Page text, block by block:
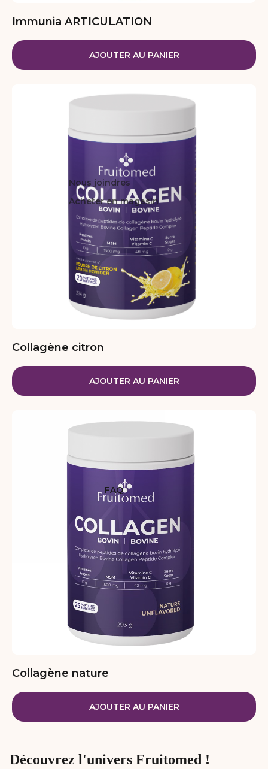
Nous joindres
Acheter en magasin
FAQ
Immunia ARTICULATION
AJOUTER AU PANIER
Collagène citron
AJOUTER AU PANIER
Collagène nature
AJOUTER AU PANIER
Découvrez l'univers Fruitomed !